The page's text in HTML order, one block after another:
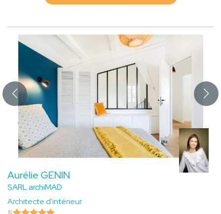
Aurélie GENIN
SARL archiMAD
Architecte d'intérieur